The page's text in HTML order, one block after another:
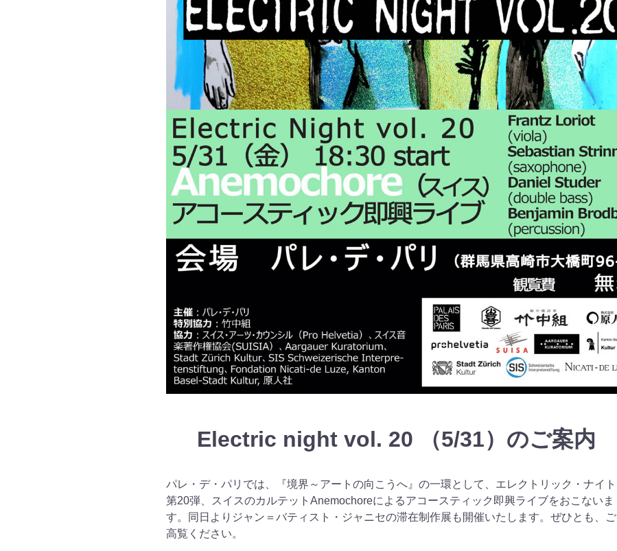
Electric night vol. 20 （5/31）のご案内
パレ・デ・パリでは、『境界～アートの向こうへ』の一環として、エレクトリック・ナイト
第20弾、スイスのカルテット Anemochoreによるアコースティック即興ライブをおこないま
す。同日よりジャン＝バティスト・ジャニセの滞在制作展も開催いたします。ぜひとも、ご
高覧ください。